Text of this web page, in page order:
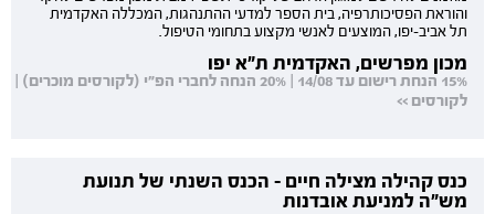
והוראת הפסיכותרפיה, בית הספר למדעי ההתנהגות, המכללה האקדמית
תל אביב-יפו, המוצעים לאנשי מקצוע בתחומי הטיפול.
מכון מפרשים, האקדמית ת"א יפו
15% הנחת רישום עד 14/08 | 20% הנחה לחברי הפ"י (לקורסים מוכרים) |
לקורסים >>
כנס קהילה מצילה חיים - הכנס השנתי של תנועת
מש"ה למניעת אובדנות